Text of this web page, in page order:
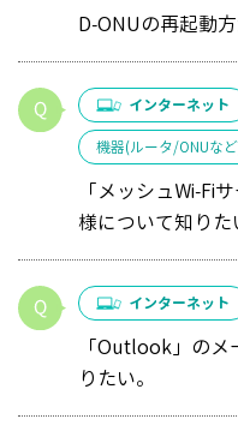
D-ONUの再起動
インターネット
機器(ルータ/ONUな
「メッシュWi-Fi
様について知りた
インターネット
「Outlook」の
りたい。